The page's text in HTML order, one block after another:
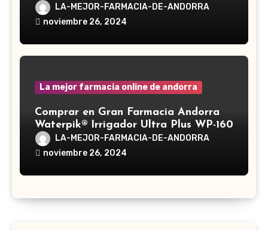
LA-MEJOR-FARMACIA-DE-ANDORRA
noviembre 26, 2024
La mejor farmacia online de andorra
Comprar en Gran Farmacia Andorra
Waterpik® Irrigador Ultra Plus WP-160
LA-MEJOR-FARMACIA-DE-ANDORRA
noviembre 26, 2024